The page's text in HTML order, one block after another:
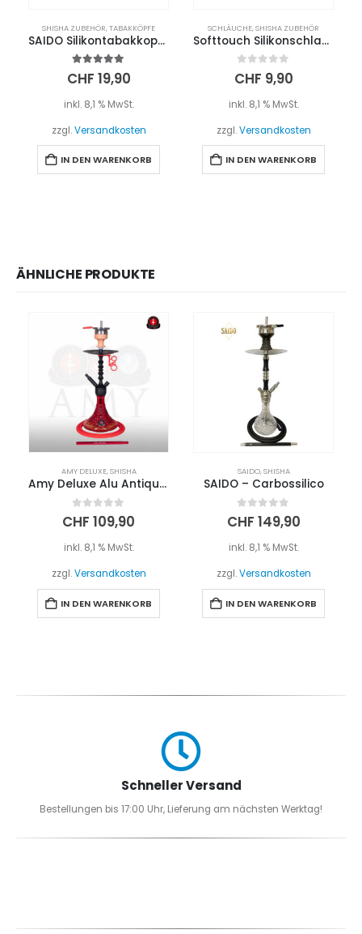
SHISHA ZUBEHÖR,TABAKKÖPFE
SAIDO Silikontabakkopf 7-Loch – Schwarz
5.00out of 5
CHF 19,90
inkl. 8,1 % MwSt.
zzgl.Versandkosten
IN DEN WARENKORB
SCHLÄUCHE,SHISHA ZUBEHÖR
Softtouch Silikonschlauch – Blau
0 out of 5
CHF 9,90
inkl. 8,1 % MwSt.
zzgl.Versandkosten
IN DEN WARENKORB
ÄHNLICHE PRODUKTE
AMY DELUXE,SHISHA
Amy Deluxe Alu Antique Berry 072.02 – Rot
0 out of 5
CHF 109,90
inkl. 8,1 % MwSt.
zzgl.Versandkosten
IN DEN WARENKORB
SAIDO,SHISHA
SAIDO – Carbossilico
0 out of 5
CHF 149,90
inkl. 8,1 % MwSt.
zzgl.Versandkosten
IN DEN WARENKORB
Schneller Versand
Bestellungen bis 17:00 Uhr, Lieferung am nächsten Werktag!